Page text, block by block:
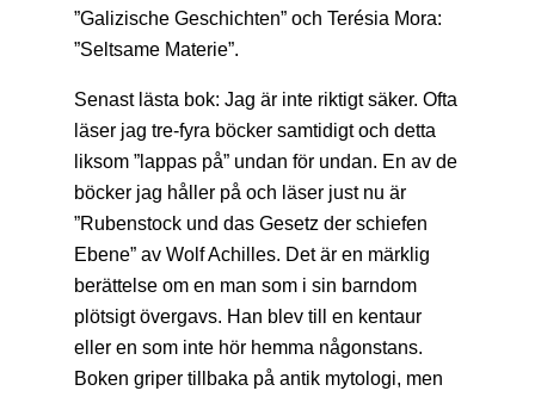
”Galizische Geschichten” och Terésia Mora:
”Seltsame Materie”.
Senast lästa bok: Jag är inte riktigt säker. Ofta
läser jag tre-fyra böcker samtidigt och detta
liksom ”lappas på” undan för undan. En av de
böcker jag håller på och läser just nu är
”Rubenstock und das Gesetz der schiefen
Ebene” av Wolf Achilles. Det är en märklig
berättelse om en man som i sin barndom
plötsigt övergavs. Han blev till en kentaur
eller en som inte hör hemma någonstans.
Boken griper tillbaka på antik mytologi, men